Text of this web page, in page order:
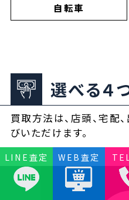
自転車
選べる４
買取方法は、店頭、宅配
びいただけます。
LINE査定 WEB査定